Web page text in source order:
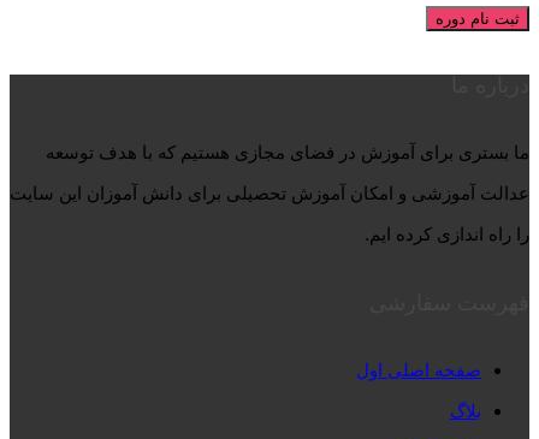
ثبت نام دوره
ما بستری برای آموزش در فضای مجازی هستیم که با هدف توسعه
عدالت آموزشی و امکان آموزش تحصیلی برای دانش آموزان این سایت
را راه اندازی کرده ایم.
صفحه اصلی اول
بلاگ